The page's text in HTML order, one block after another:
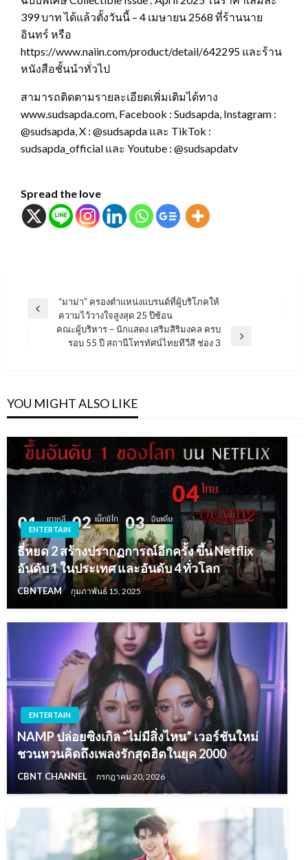
399 บาท ได้แล้วตั้งวันนี้ – 4 เมษายน 2568 ที่ร้านนาย
อินทร์ หรือ
https://www.naiin.com/product/detail/642295 และร้าน
หนังสือชั้นนำทั่วไป
สามารถติดตามรายละเอียดเพิ่มเติมได้ทาง
www.sudsapda.com, Facebook : Sudsapda, Instagram :
@sudsapda, X : @sudsapda และ TikTok :
sudsapda_official และ Youtube : @sudsapdatv
Spread the love
แนะแนว
Previous
“มาม่า” ครองตำแหน่งแบรนด์ที่ผู้บริโภคให้
ความไว้วางใจสูงสุด 25 ปีซ้อน
คณะผู้บริหาร – นักแสดง เสริมสิริมงคล ครบ
รอบ 55 ปี สถานีโทรทัศน์ไทยทีวีสี ช่อง 3
YOU MIGHT ALSO LIKE
ENTERTAIN
ธี่หยด 2 สร้างปรากฏการณ์อีกครั้ง ขึ้น Netflix
อันดับ 1 ในประเทศ และอันดับ 4 ทั่วโลก
CBNTEAM กุมภาพันธ์ 15, 2025
ENTERTAIN
NAMP ปล่อยซิงเกิล “ไม่มีสิ่งไหน” เวอร์ชันใหม่
ชวนหวนคิดถึงเพลงรักสุดฮิตในยุค 2000
CBNT CHANNEL กรกฎาคม 20, 2026